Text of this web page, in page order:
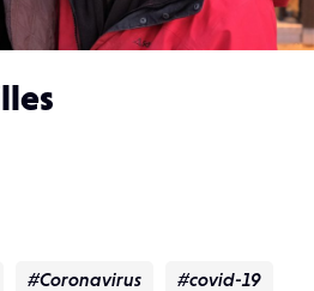
#Coronavirus #covid-19